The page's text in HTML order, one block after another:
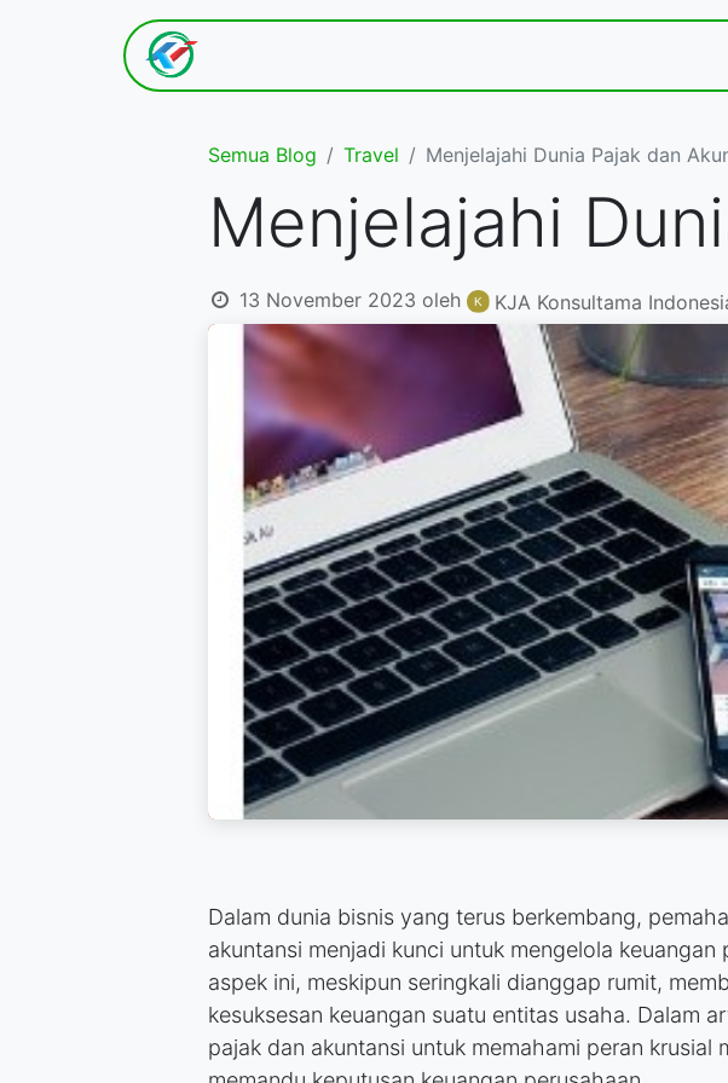
Semua Blog Travel Menjelajahi Dunia Pajak dan
Menjelajahi
13 November 2023 oleh KJA Konsultama
Dalam dunia bisnis yang terus berkembang,
akuntansi menjadi kunci untuk mengelola keuangan
aspek ini, meskipun seringkali dianggap rumit,
kesuksesan keuangan suatu entitas usaha. Dalam
pajak dan akuntansi untuk memahami peran krusial